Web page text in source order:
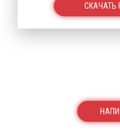
СКАЧАТЬ